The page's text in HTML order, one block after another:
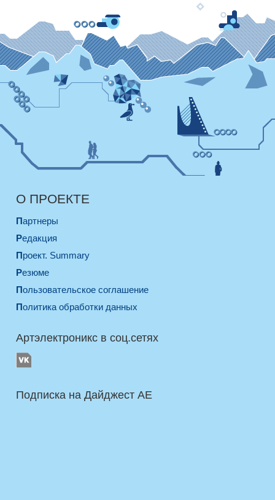
О ПРОЕКТЕ
Партнеры
Редакция
Проект. Summary
Резюме
Пользовательское соглашение
Политика обработки данных
Артэлектроникс в соц.сетях
Подписка на Дайджест AE